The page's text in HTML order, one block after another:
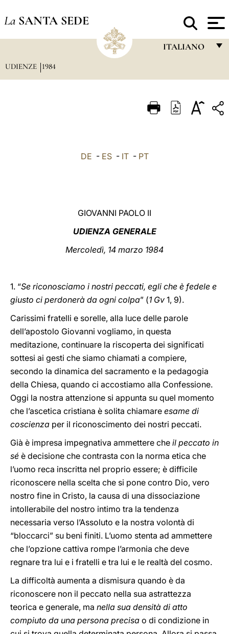
La SANTA SEDE
ITALIANO
ITALIANO
LATINE
UDIENZE 1984
DE - ES- IT- PT
GIOVANNI PAOLO II
UDIENZA GENERALE
Mercoledì, 14 marzo 1984
1. “Se riconosciamo i nostri peccati, egli che è fedele e
giusto ci perdonerà da ogni colpa” (1 Gv 1, 9).
Carissimi fratelli e sorelle, alla luce delle parole
dell’apostolo Giovanni vogliamo, in questa
meditazione, continuare la riscoperta dei significati
sottesi ai gesti che siamo chiamati a compiere,
secondo la dinamica del sacramento e la pedagogia
della Chiesa, quando ci accostiamo alla Confessione.
Oggi la nostra attenzione si appunta su quel momento
che l’ascetica cristiana è solita chiamare esame di
coscienza per il riconoscimento dei nostri peccati.
Già è impresa impegnativa ammettere che il peccato in
sé è decisione che contrasta con la norma etica che
l’uomo reca inscritta nel proprio essere; è difficile
riconoscere nella scelta che si pone contro Dio, vero
nostro fine in Cristo, la causa di una dissociazione
intollerabile del nostro intimo tra la tendenza
necessaria verso l’Assoluto e la nostra volontà di
“bloccarci” su beni finiti. L’uomo stenta ad ammettere
che l’opzione cattiva rompe l’armonia che deve
regnare tra lui e i fratelli e tra lui e le realtà del cosmo.
La difficoltà aumenta a dismisura quando è da
riconoscere non il peccato nella sua astrattezza
teorica e generale, ma nella sua densità di atto
compiuto da una persona precisa o di condizione in